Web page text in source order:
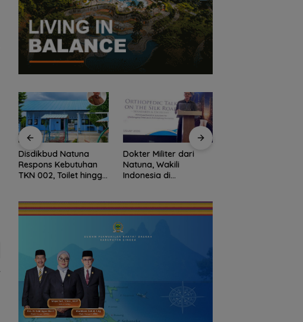
Disdikbud Natuna
Respons Kebutuhan
TKN 002, Toilet hingga
Dokter Militer dari
Natuna, Wakili
Indonesia di
Tenggara